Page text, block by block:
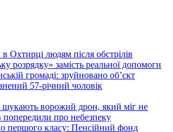
в Охтирці людям після обстрілів
розрядку» замість реальної допомоги
громаді: зруйновано об’єкт
57-річний чоловік
ворожий дрон, який міг не
попередили про небезпеку
першого класу: Пенсійний фонд